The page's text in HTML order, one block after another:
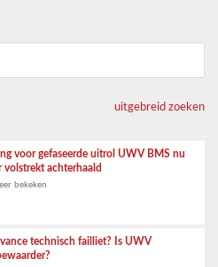
uitgebreid zoeken
voor gefaseerde uitrol UWV BMS nu
volstrekt achterhaald
bekeken
technisch failliet? Is UWV